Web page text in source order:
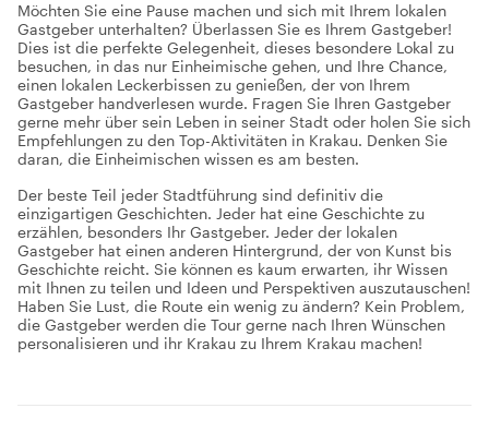
Möchten Sie eine Pause machen und sich mit Ihrem lokalen
Gastgeber unterhalten? Überlassen Sie es Ihrem Gastgeber!
Dies ist die perfekte Gelegenheit, dieses besondere Lokal zu
besuchen, in das nur Einheimische gehen, und Ihre Chance,
einen lokalen Leckerbissen zu genießen, der von Ihrem
Gastgeber handverlesen wurde. Fragen Sie Ihren Gastgeber
gerne mehr über sein Leben in seiner Stadt oder holen Sie sich
Empfehlungen zu den Top-Aktivitäten in Krakau. Denken Sie
daran, die Einheimischen wissen es am besten.
Der beste Teil jeder Stadtführung sind definitiv die
einzigartigen Geschichten. Jeder hat eine Geschichte zu
erzählen, besonders Ihr Gastgeber. Jeder der lokalen
Gastgeber hat einen anderen Hintergrund, der von Kunst bis
Geschichte reicht. Sie können es kaum erwarten, ihr Wissen
mit Ihnen zu teilen und Ideen und Perspektiven auszutauschen!
Haben Sie Lust, die Route ein wenig zu ändern? Kein Problem,
die Gastgeber werden die Tour gerne nach Ihren Wünschen
personalisieren und ihr Krakau zu Ihrem Krakau machen!